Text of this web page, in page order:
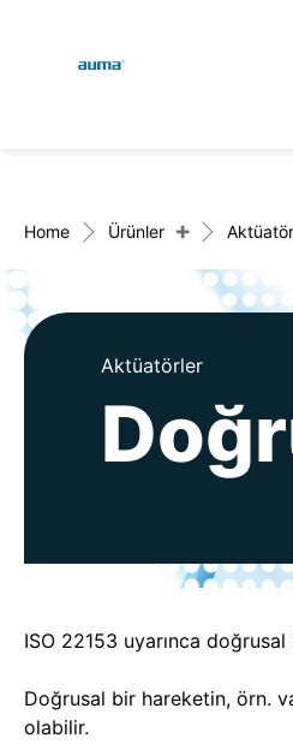
Avrupa
Asya ve
Kuzey
Home Ürünler +
Aktüatörler
ISO 22153 uyarınca
Doğrusal bir hareketin, örn.
olabilir.